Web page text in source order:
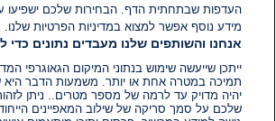
העדפות שבתחתית הדף. הבחירות שלכם ישפיעו
מידע נוסף אפשר למצוא במדיניות הפרטיות שלנו.
אנחנו והשותפים שלנו מעבדים נתונים כדי
ייתכן שייעשה שימוש בנתוני המיקום הגאוגרפי
תמיכה במטרה אחת או יותר. משמעות הדבר היא
יהיה מדויק עד לרמה של מספר מטרים.. ניתן
שלכם על סמך סריקה של שילוב המאפיינים